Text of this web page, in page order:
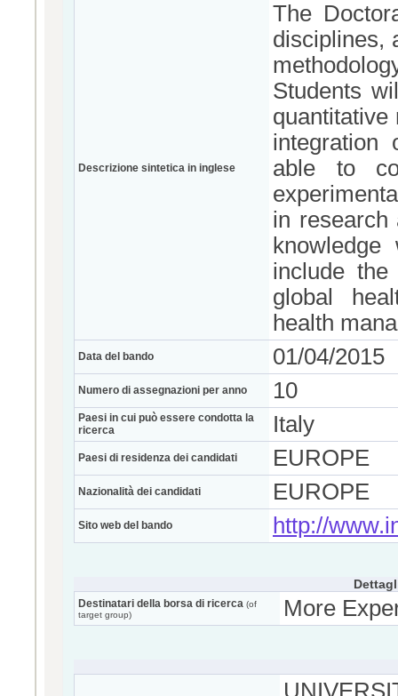
Descrizione sintetica in inglese
The
disciplines,
Students
quantitative
integration
able to
in research
include the
global
health
Data del bando 01/04/2015
Numero di assegnazioni per anno 10
Paesi in cui può essere condotta la
ricerca
Italy
Paesi di residenza dei candidati EUROPE
Nazionalità dei candidati EUROPE
Sito web del bando http://
Destinatari della borsa di ricerca (of
target group)
More